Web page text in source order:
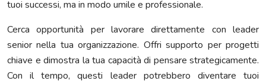
tuoi successi, ma in modo umile e professionale.
Cerca opportunità per lavorare direttamente con leader
senior nella tua organizzazione. Offri supporto per progetti
chiave e dimostra la tua capacità di pensare strategicamente.
Con il tempo, questi leader potrebbero diventare tuoi